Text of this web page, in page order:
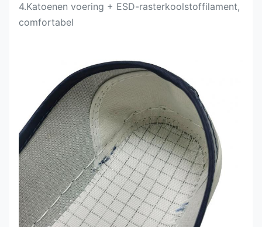
4.Katoenen voering + ESD-rasterkoolstoffilament,
comfortabel